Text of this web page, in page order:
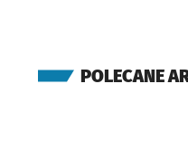
POLECANE